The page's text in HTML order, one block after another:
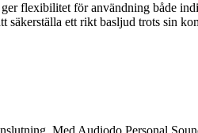
flexibilitet för användning både
säkerställa ett rikt basljud trots sin
Med Audiodo Personal